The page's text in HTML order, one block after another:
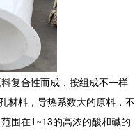
复合性而成，按组成不一样
材料，导热系数大的原料，不
围在1~13的高浓的酸和碱的